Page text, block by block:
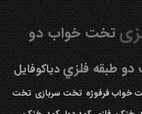
تخت خواب دو
طبقه فلزيدیاکوفایل
خواب فرفوژه تخت سربازی تخت